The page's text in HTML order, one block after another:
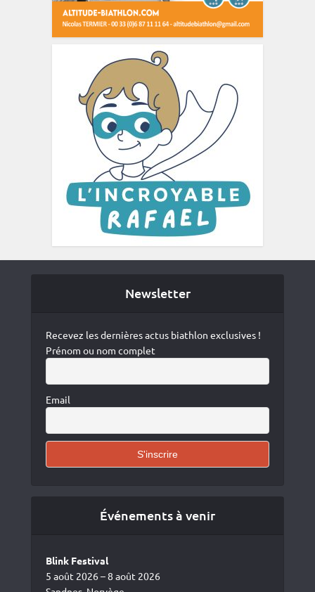
Newsletter
Recevez les dernières actus biathlon exclusives !
Prénom ou nom complet
Email
Événements à venir
Blink Festival
5 août 2026 – 8 août 2026